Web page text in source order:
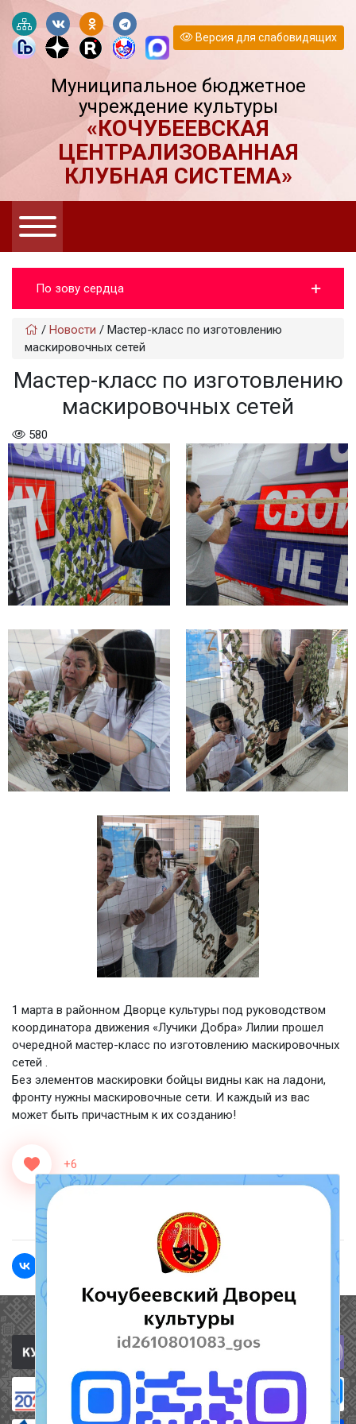
Версия для слабовидящих
Муниципальное бюджетное
учреждение культуры
«КОЧУБЕЕВСКАЯ
ЦЕНТРАЛИЗОВАННАЯ
КЛУБНАЯ СИСТЕМА»
По зову сердца
/ Новости / Мастер-класс по изготовлению
маскировочных сетей
Мастер-класс по изготовлению
маскировочных сетей
580
1 марта в районном Дворце культуры под руководством
координатора движения «Лучики Добра» Лилии прошел
очередной мастер-класс по изготовлению маскировочных
сетей .
Без элементов маскировки бойцы видны как на ладони,
фронту нужны маскировочные сети. И каждый из вас
может быть причастным к их созданию!
+6
Полезные ссылки